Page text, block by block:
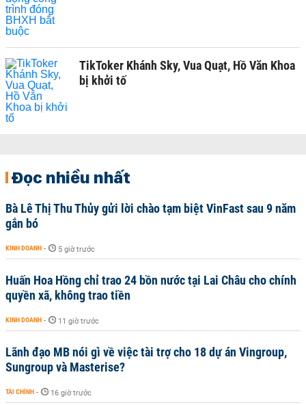
TikToker Khánh Sky, Vua Quạt, Hồ Văn Khoa
bị khởi tố
Đọc nhiều nhất
Bà Lê Thị Thu Thủy gửi lời chào tạm biệt VinFast sau 9 năm
gắn bó
KINH DOANH - 5 giờ trước
Huấn Hoa Hồng chỉ trao 24 bồn nước tại Lai Châu cho chính
quyền xã, không trao tiền
KINH DOANH - 11 giờ trước
Lãnh đạo MB nói gì về việc tài trợ cho 18 dự án Vingroup,
Sungroup và Masterise?
TÀI CHÍNH - 16 giờ trước